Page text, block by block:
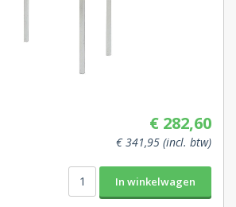
€ 282,60
€ 341,95 (incl. btw)